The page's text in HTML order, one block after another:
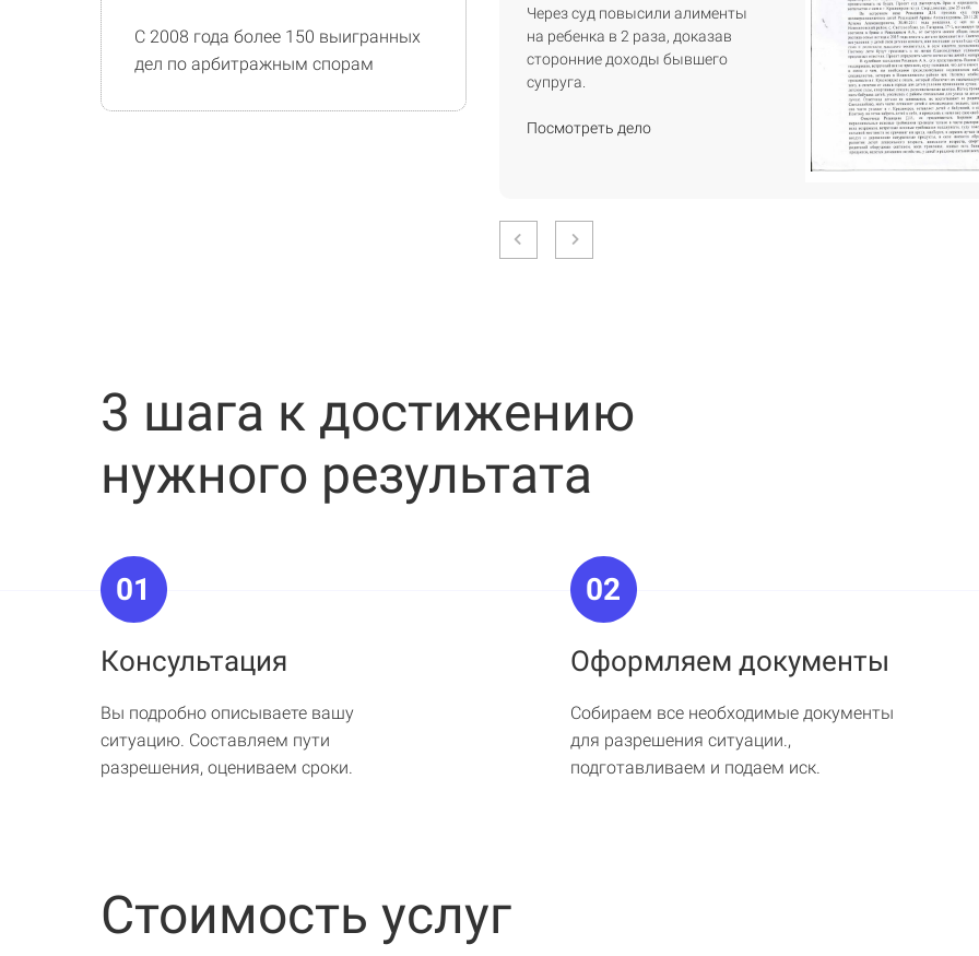
С 2008 года более 150 выигранных
дел по арбитражным спорам
Через суд повысили алименты
на ребенка в 2 раза, доказав
сторонние доходы бывшего
супруга.
Посмотреть дело
01
Консультация
3 шага к достижению
нужного результата
Вы подробно описываете вашу
ситуацию. Составляем пути
разрешения, оцениваем сроки.
Оформляем документы
Собираем все необходимые документы
для разрешения ситуации.,
подготавливаем и подаем иск.
02
Стоимость услуг